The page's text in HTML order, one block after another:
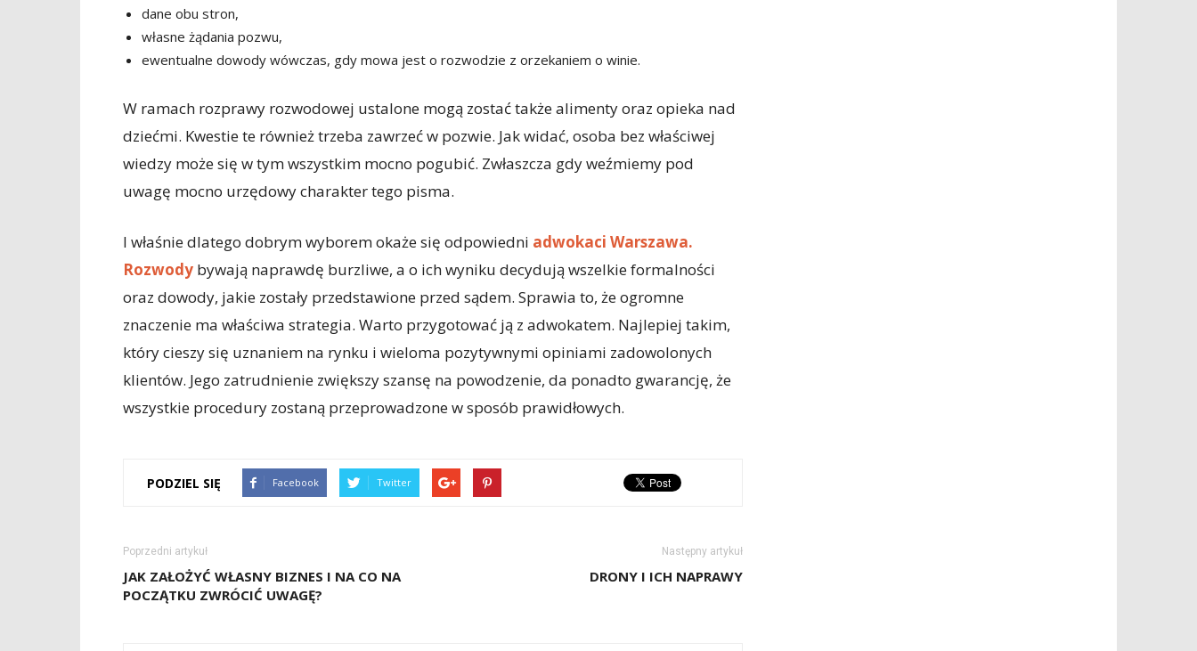
dane obu stron,
własne żądania pozwu,
ewentualne dowody wówczas, gdy mowa jest o rozwodzie z orzekaniem o winie.
W ramach rozprawy rozwodowej ustalone mogą zostać także alimenty oraz opieka nad
dziećmi. Kwestie te również trzeba zawrzeć w pozwie. Jak widać, osoba bez właściwej
wiedzy może się w tym wszystkim mocno pogubić. Zwłaszcza gdy weźmiemy pod
uwagę mocno urzędowy charakter tego pisma.
I właśnie dlatego dobrym wyborem okaże się odpowiedni adwokaci Warszawa.
Rozwody bywają naprawdę burzliwe, a o ich wyniku decydują wszelkie formalności
oraz dowody, jakie zostały przedstawione przed sądem. Sprawia to, że ogromne
znaczenie ma właściwa strategia. Warto przygotować ją z adwokatem. Najlepiej takim,
który cieszy się uznaniem na rynku i wieloma pozytywnymi opiniami zadowolonych
klientów. Jego zatrudnienie zwiększy szansę na powodzenie, da ponadto gwarancję, że
wszystkie procedury zostaną przeprowadzone w sposób prawidłowych.
PODZIEL SIĘ Facebook Twitter
Poprzedni artykuł
JAK ZAŁOŻYĆ WŁASNY BIZNES I NA CO NA
POCZĄTKU ZWRÓCIĆ UWAGĘ?
Następny artykuł
DRONY I ICH NAPRAWY